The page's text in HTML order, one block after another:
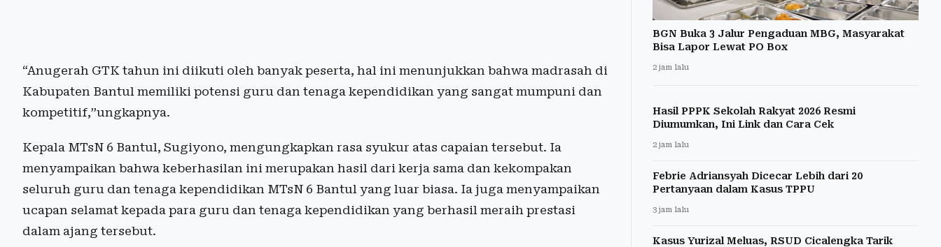
“Anugerah GTK tahun ini diikuti oleh banyak peserta, hal ini menunjukkan bahwa madrasah di
Kabupaten Bantul memiliki potensi guru dan tenaga kependidikan yang sangat mumpuni dan
kompetitif,”ungkapnya.
Kepala MTsN 6 Bantul, Sugiyono, mengungkapkan rasa syukur atas capaian tersebut. Ia
menyampaikan bahwa keberhasilan ini merupakan hasil dari kerja sama dan kekompakan
seluruh guru dan tenaga kependidikan MTsN 6 Bantul yang luar biasa. Ia juga menyampaikan
ucapan selamat kepada para guru dan tenaga kependidikan yang berhasil meraih prestasi
dalam ajang tersebut.
BGN Buka 3 Jalur Pengaduan MBG, Masyarakat
Bisa Lapor Lewat PO Box
2 jam lalu
Hasil PPPK Sekolah Rakyat 2026 Resmi
Diumumkan, Ini Link dan Cara Cek
2 jam lalu
Febrie Adriansyah Dicecar Lebih dari 20
Pertanyaan dalam Kasus TPPU
3 jam lalu
Kasus Yurizal Meluas, RSUD Cicalengka Tarik